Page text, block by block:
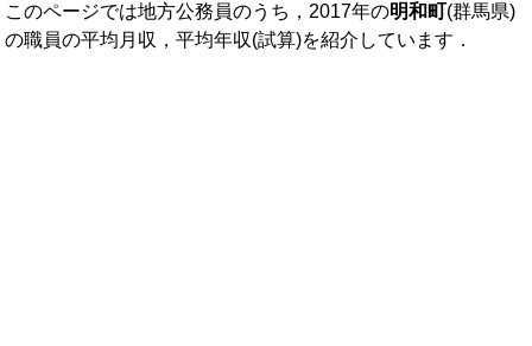
このページでは地方公務員のうち，2017年の明和町(群馬県)
の職員の平均月収，平均年収(試算)を紹介しています．